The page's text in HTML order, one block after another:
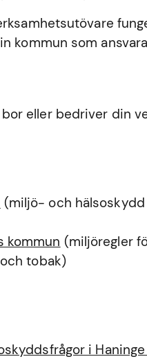
kommun som
eller bedriver din
(miljö- och
kommun (miljöregler
tobak)
i